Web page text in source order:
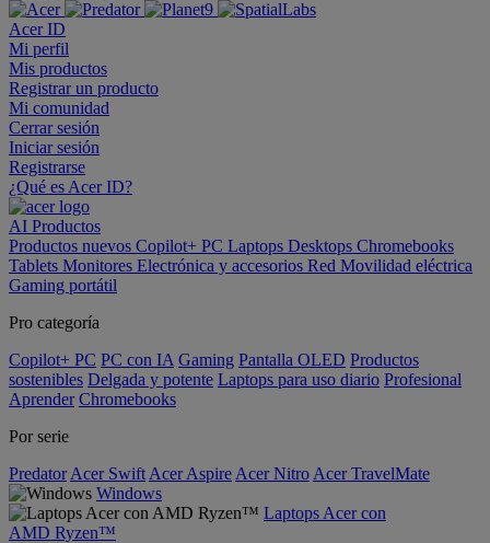
Acer ID
Mi perfil
Mis productos
Registrar un producto
Mi comunidad
Cerrar sesión
Iniciar sesión
Registrarse
¿Qué es Acer ID?
AI Productos
Productos nuevos Copilot+ PC Laptops Desktops Chromebooks
Tablets Monitores Electrónica y accesorios Red Movilidad eléctrica
Gaming portátil
Pro categoría
Copilot+ PC PC con IA Gaming Pantalla OLED Productos
sostenibles Delgada y potente Laptops para uso diario Profesional
Aprender Chromebooks
Por serie
Predator Acer Swift Acer Aspire Acer Nitro Acer TravelMate
Windows
Laptops Acer con
AMD Ryzen™